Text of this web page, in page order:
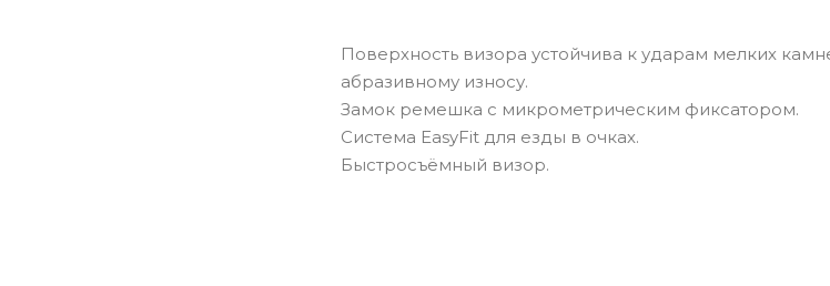
Поверхность визора устойчива к ударам мелких
абразивному износу.
Замок ремешка с микрометрическим фиксатором.
Cистема EasyFit для езды в очках.
Быстросъёмный визор.